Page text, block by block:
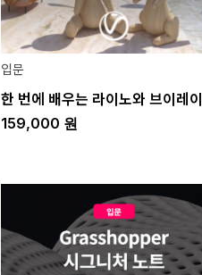
입문
한 번에 배우는 라이노와 브이레이
159,000 원